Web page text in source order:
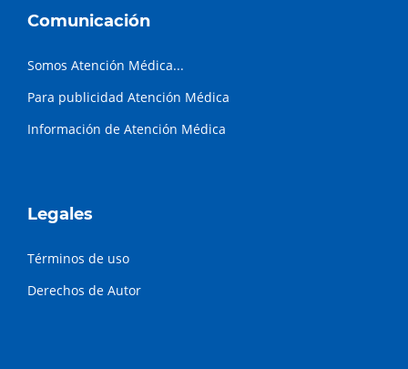
Comunicación
Somos Atención Médica...
Para publicidad Atención Médica
Información de Atención Médica
Legales
Términos de uso
Derechos de Autor